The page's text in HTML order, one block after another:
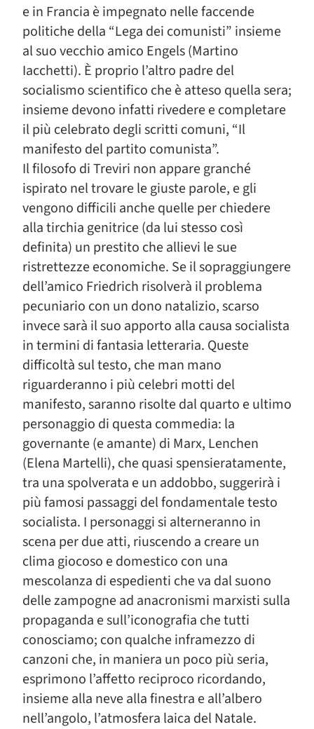
e in Francia è impegnato nelle faccende
politiche della “Lega dei comunisti” insieme
al suo vecchio amico Engels (Martino
Iacchetti). È proprio l’altro padre del
socialismo scientifico che è atteso quella sera;
insieme devono infatti rivedere e completare
il più celebrato degli scritti comuni, “Il
manifesto del partito comunista”.
Il filosofo di Treviri non appare granché
ispirato nel trovare le giuste parole, e gli
vengono difficili anche quelle per chiedere
alla tirchia genitrice (da lui stesso così
definita) un prestito che allievi le sue
ristrettezze economiche. Se il sopraggiungere
dell’amico Friedrich risolverà il problema
pecuniario con un dono natalizio, scarso
invece sarà il suo apporto alla causa socialista
in termini di fantasia letteraria. Queste
difficoltà sul testo, che man mano
riguarderanno i più celebri motti del
manifesto, saranno risolte dal quarto e ultimo
personaggio di questa commedia: la
governante (e amante) di Marx, Lenchen
(Elena Martelli), che quasi spensieratamente,
tra una spolverata e un addobbo, suggerirà i
più famosi passaggi del fondamentale testo
socialista. I personaggi si alterneranno in
scena per due atti, riuscendo a creare un
clima giocoso e domestico con una
mescolanza di espedienti che va dal suono
delle zampogne ad anacronismi marxisti sulla
propaganda e sull’iconografia che tutti
conosciamo; con qualche inframezzo di
canzoni che, in maniera un poco più seria,
esprimono l’affetto reciproco ricordando,
insieme alla neve alla finestra e all’albero
nell’angolo, l’atmosfera laica del Natale.